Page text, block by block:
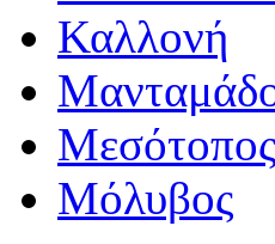
Καλλονή
Μεσότοπος
Μόλυβος